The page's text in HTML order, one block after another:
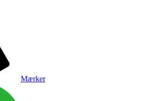
Mærker